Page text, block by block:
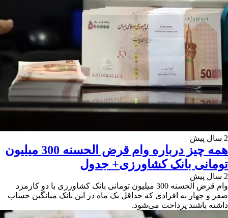
2 سال پیش
همه چیز درباره وام قرض الحسنه 300 میلیون
تومانی بانک کشاورزی+ جدول
2 سال پیش
وام قرض الحسنه 300 میلیون تومانی بانک کشاورزی با دو کارمزد
صفر و چهار به افرادی که حداقل یک ماه در این بانک میانگین حساب
داشته باشند پرداخت می‌شود.